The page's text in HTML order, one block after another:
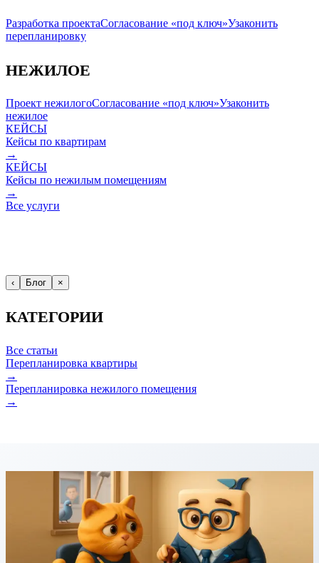
Разработка проектаСогласование «под ключ»Узаконить
перепланировку
НЕЖИЛОЕ
Проект нежилогоСогласование «под ключ»Узаконить
нежилое
КЕЙСЫ
Кейсы по квартирам
→
КЕЙСЫ
Кейсы по нежилым помещениям
→
Все услуги
‹ Блог ×
КАТЕГОРИИ
Все статьи
Перепланировка квартиры
→
Перепланировка нежилого помещения
→